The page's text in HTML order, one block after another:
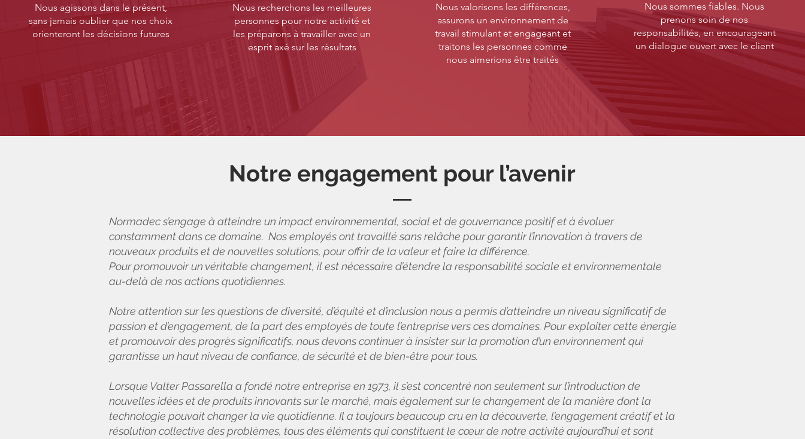
Nous agissons dans le présent,
sans jamais oublier que nos choix
orienteront les décisions futures
Nous recherchons les meilleures
personnes pour notre activité et
les préparons à travailler avec un
esprit axé sur les résultats
Nous valorisons les différences,
assurons un environnement de
travail stimulant et engageant et
traitons les personnes comme
nous aimerions être traités
Nous sommes fiables. Nous
prenons soin de nos
responsabilités, en encourageant
un dialogue ouvert avec le client
Notre engagement pour l’avenir
Normadec s’engage à atteindre un impact environnemental, social et de gouvernance positif et à évoluer
constamment dans ce domaine. Nos employés ont travaillé sans relâche pour garantir l’innovation à travers de
nouveaux produits et de nouvelles solutions, pour offrir de la valeur et faire la différence.
Pour promouvoir un véritable changement, il est nécessaire d’étendre la responsabilité sociale et environnementale
au-delà de nos actions quotidiennes.
Notre attention sur les questions de diversité, d’équité et d’inclusion nous a permis d’atteindre un niveau significatif de
passion et d’engagement, de la part des employés de toute l’entreprise vers ces domaines. Pour exploiter cette énergie
et promouvoir des progrès significatifs, nous devons continuer à insister sur la promotion d’un environnement qui
garantisse un haut niveau de confiance, de sécurité et de bien-être pour tous.
Lorsque Valter Passarella a fondé notre entreprise en 1973, il s’est concentré non seulement sur l’introduction de
nouvelles idées et de produits innovants sur le marché, mais également sur le changement de la manière dont la
technologie pouvait changer la vie quotidienne. Il a toujours beaucoup cru en la découverte, l’engagement créatif et la
résolution collective des problèmes, tous des éléments qui constituent le cœur de notre activité aujourd’hui et sont